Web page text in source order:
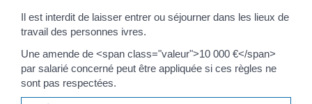
Il est interdit de laisser entrer ou séjourner dans les lieux de
travail des personnes ivres.
Une amende de <span class="valeur">10 000 €</span>
par salarié concerné peut être appliquée si ces règles ne
sont pas respectées.